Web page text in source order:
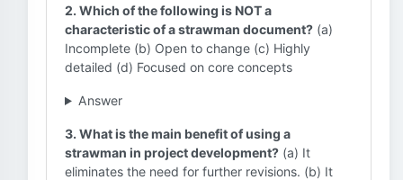
2. Which of the following is NOT a
characteristic of a strawman document? (a)
Incomplete (b) Open to change (c) Highly
detailed (d) Focused on core concepts
Answer
3. What is the main benefit of using a
strawman in project development? (a) It
eliminates the need for further revisions. (b) It